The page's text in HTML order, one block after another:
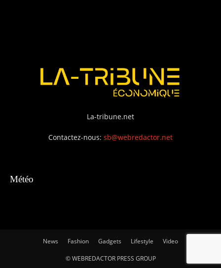
La-tribune.net
Contactez-nous: sb@webredactor.net
Météo
News Fashion Gadgets Lifestyle Video
© WEBREDACTOR PRESS GROUP